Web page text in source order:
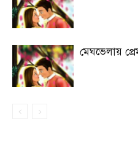
মেঘভেলায়